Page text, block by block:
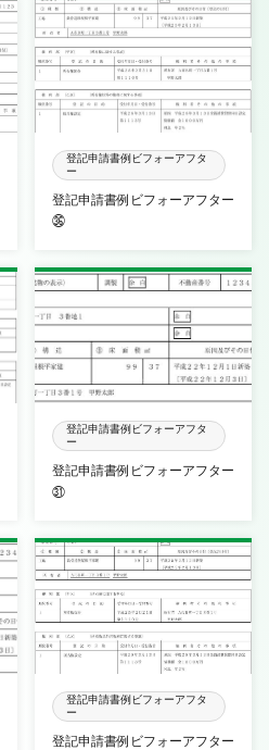
登記申請書例ビフォーアフタ
ー
登記申請書例ビフォーアフター
㊱
登記申請書例ビフォーアフタ
ー
登記申請書例ビフォーアフター
㉛
登記申請書例ビフォーアフタ
ー
登記申請書例ビフォーアフター